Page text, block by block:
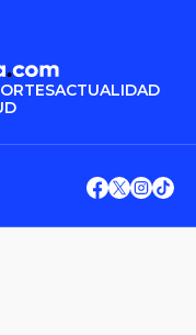
ACTUALIDAD